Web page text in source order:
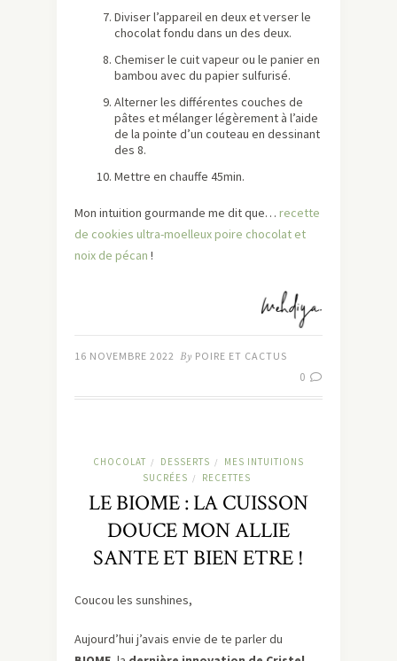
Diviser l’appareil en deux et verser le
chocolat fondu dans un des deux.
Chemiser le cuit vapeur ou le panier en
bambou avec du papier sulfurisé.
Alterner les différentes couches de
pâtes et mélanger légèrement à l’aide
de la pointe d’un couteau en dessinant
des 8.
Mettre en chauffe 45min.
Mon intuition gourmande me dit que… recette
de cookies ultra-moelleux poire chocolat et
noix de pécan !
16 NOVEMBRE 2022 By POIRE ET CACTUS
0
CHOCOLAT / DESSERTS /
MES INTUITIONS
SUCRÉES / RECETTES
LE BIOME : LA CUISSON
DOUCE MON ALLIE
SANTE ET BIEN ETRE !
Coucou les sunshines,
Aujourd’hui j’avais envie de te parler du